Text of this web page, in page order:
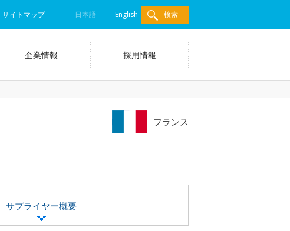
サイトマップ 日本語 English 検索
企業情報 採用情報
フランス
サプライヤー概要